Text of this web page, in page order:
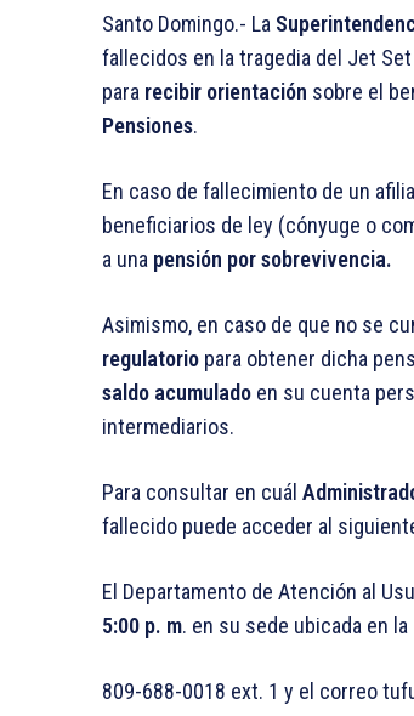
Santo Domingo.- La
fallecidos en la tragedia del Jet
para recibir orientación sobre el
Pensiones.
En caso de fallecimiento de un
beneficiarios de ley (cónyuge o
a una pensión por sobrevivencia.
Asimismo, en caso de que no se
regulatorio para obtener dicha
saldo acumulado en su cuenta
intermediarios.
Para consultar en cuál
fallecido puede acceder al
El Departamento de Atención al
5:00 p. m. en su sede ubicada en la
809-688-0018 ext. 1 y el correo